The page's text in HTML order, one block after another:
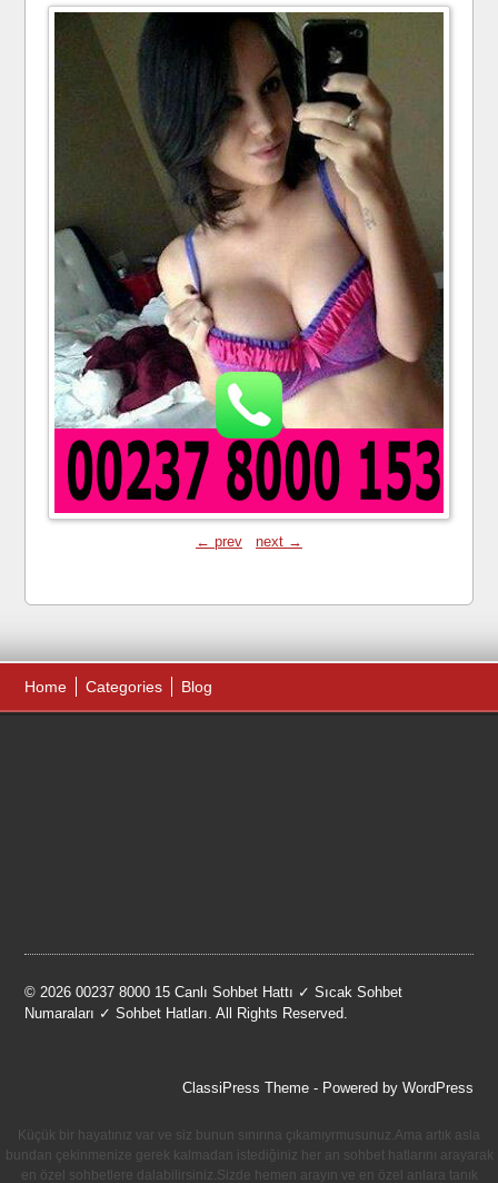
← prev next →
Home Categories Blog
© 2026 00237 8000 15 Canlı Sohbet Hattı ✓ Sıcak Sohbet
Numaraları ✓ Sohbet Hatları. All Rights Reserved.
ClassiPress Theme- Powered by WordPress
Küçük bir hayatınız var ve siz bunun sınırına çıkamıyrmusunuz.Ama artık asla
bundan çekinmenize gerek kalmadan istediğiniz her an sohbet hatlarını arayarak
en özel sohbetlere dalabilirsiniz.Sizde hemen arayın ve en özel anlara tanık